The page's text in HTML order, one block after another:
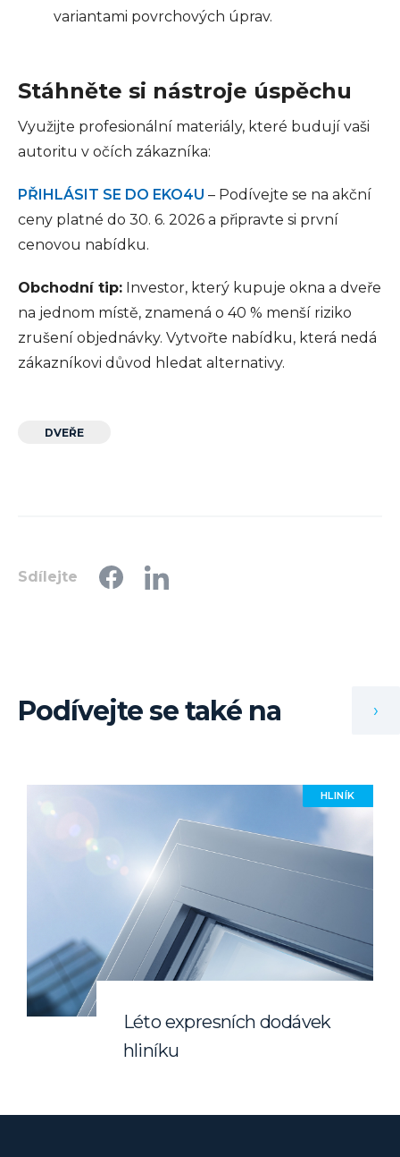
variantami povrchových úprav.
Stáhněte si nástroje úspěchu
Využijte profesionální materiály, které budují vaši
autoritu v očích zákazníka:
PŘIHLÁSIT SE DO EKO4U – Podívejte se na akční
ceny platné do 30. 6. 2026 a připravte si první
cenovou nabídku.
Obchodní tip: Investor, který kupuje okna a dveře
na jednom místě, znamená o 40 % menší riziko
zrušení objednávky. Vytvořte nabídku, která nedá
zákazníkovi důvod hledat alternativy.
DVEŘE
Sdílejte
Podívejte se také na
Léto expresních dodávek
hliníku
HLINÍK
›